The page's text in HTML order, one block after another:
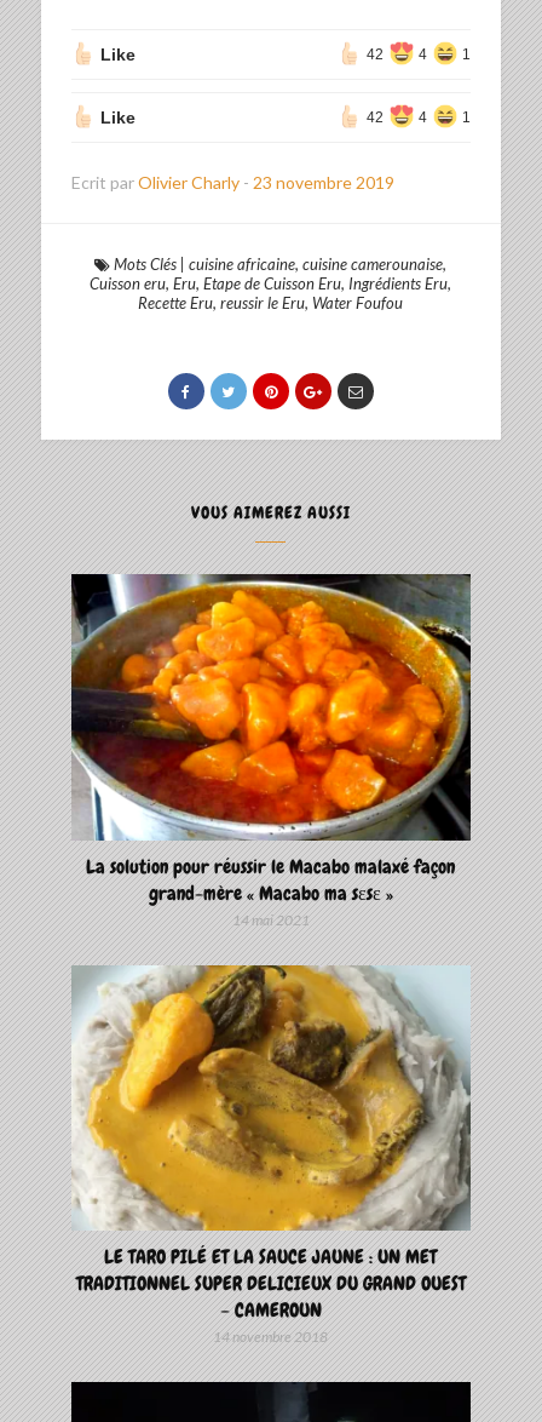
Like 42 4 1
Like 42 4 1
Ecrit parOlivier Charly - 23 novembre 2019
Mots Clés |cuisine africaine,cuisine camerounaise,
Cuisson eru,Eru,Etape de Cuisson Eru, Ingrédients Eru,
Recette Eru,reussir le Eru, Water Foufou
VOUS AIMEREZ AUSSI
La solution pour réussir le Macabo malaxé façon
grand-mère « Macabo ma sɛsɛ »
14 mai 2021
LE TARO PILÉ ET LA SAUCE JAUNE : UN MET
TRADITIONNEL SUPER DELICIEUX DU GRAND OUEST
– CAMEROUN
14 novembre 2018